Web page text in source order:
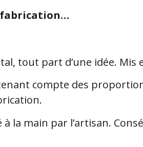
fabrication…
tout part d’une idée. Mis
compte des
à la main par l’artisan.